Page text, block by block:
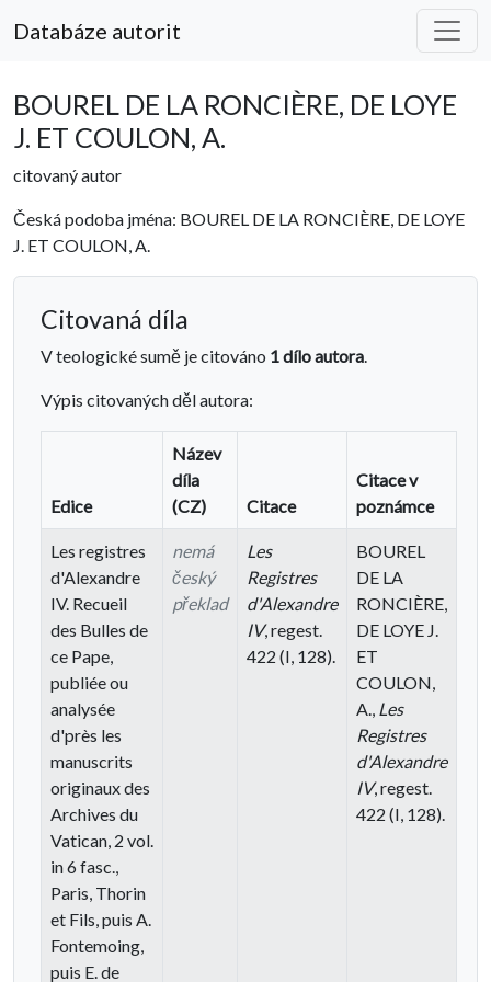
Databáze autorit
BOUREL DE LA RONCIÈRE, DE LOYE
J. ET COULON, A.
citovaný autor
Česká podoba jména: BOUREL DE LA RONCIÈRE, DE LOYE
J. ET COULON, A.
Citovaná díla
V teologické sumě je citováno 1 dílo autora.
Výpis citovaných děl autora:
Edice
Název
díla
(CZ)
Citace
Citace v
poznámce
Les registres
d'Alexandre
IV. Recueil
des Bulles de
ce Pape,
publiée ou
analysée
d'près les
manuscrits
originaux des
Archives du
Vatican, 2 vol.
in 6 fasc.,
Paris, Thorin
et Fils, puis A.
Fontemoing,
puis E. de
nemá
český
překlad
Les
Registres
d'Alexandre
IV, regest.
422 (I, 128).
BOUREL
DE LA
RONCIÈRE,
DE LOYE J.
ET
COULON,
A., Les
Registres
d'Alexandre
IV, regest.
422 (I, 128).